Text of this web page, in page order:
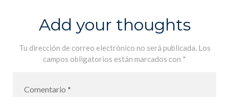
Add your thoughts
Tu dirección de correo electrónico no será publicada. Los
campos obligatorios están marcados con *